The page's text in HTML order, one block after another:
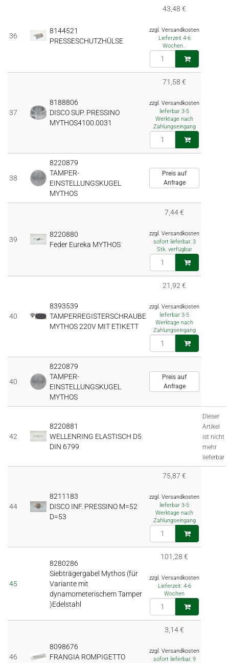
36
8144521
PRESSESCHUTZHÜLSE
43,48 €
zzgl. Versandkosten
Lieferzeit 4-6
Wochen..
37
8188806
DISCO SUP. PRESSINO
MYTHOS4100.0031
71,58 €
zzgl. Versandkosten
lieferbar 3-5
Werktage nach
Zahlungseingang
38
8220879
TAMPER-
EINSTELLUNGSKUGEL
MYTHOS
Preis auf
Anfrage
39
8220880
Feder Eureka MYTHOS
7,44 €
zzgl. Versandkosten
sofort lieferbar, 3
Stk. verfügbar
40
8393539
TAMPERREGISTERSCHRAUBE
MYTHOS 220V MIT ETIKETT
21,92 €
zzgl. Versandkosten
lieferbar 3-5
Werktage nach
Zahlungseingang
40
8220879
TAMPER-
EINSTELLUNGSKUGEL
MYTHOS
Preis auf
Anfrage
42
8220881
WELLENRING ELASTISCH D5
DIN 6799
Dieser
Artikel
ist nicht
mehr
lieferbar
44
8211183
DISCO INF. PRESSINO M=52
D=53
75,87 €
zzgl. Versandkosten
lieferbar 3-5
Werktage nach
Zahlungseingang
45
8280286
Siebträgergabel Mythos (für
Variante mit
dynamometerischem Tamper
)Edelstahl
101,28 €
zzgl. Versandkosten
Lieferzeit: 4-6
Wochen
46
8098676
FRANGIA ROMPIGETTO
3,14 €
zzgl. Versandkosten
sofort lieferbar, 9